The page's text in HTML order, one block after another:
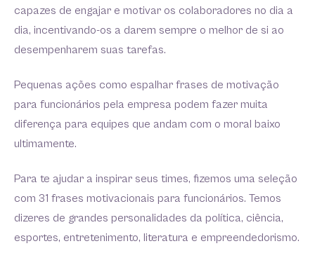
capazes de engajar e motivar os colaboradores no dia a
dia, incentivando-os a darem sempre o melhor de si ao
desempenharem suas tarefas.
Pequenas ações como espalhar frases de motivação
para funcionários pela empresa podem fazer muita
diferença para equipes que andam com o moral baixo
ultimamente.
Para te ajudar a inspirar seus times, fizemos uma seleção
com 31 frases motivacionais para funcionários. Temos
dizeres de grandes personalidades da política, ciência,
esportes, entretenimento, literatura e empreendedorismo.